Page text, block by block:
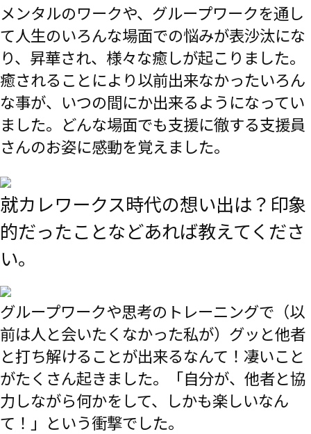
メンタルのワークや、グループワークを通し
て人生のいろんな場面での悩みが表沙汰にな
り、昇華され、様々な癒しが起こりました。
癒されることにより以前出来なかったいろん
な事が、いつの間にか出来るようになってい
ました。どんな場面でも支援に徹する支援員
さんのお姿に感動を覚えました。
就カレワークス時代の想い出は？印象
的だったことなどあれば教えてくださ
い。
グループワークや思考のトレーニングで（以
前は人と会いたくなかった私が）グッと他者
と打ち解けることが出来るなんて！凄いこと
がたくさん起きました。「自分が、他者と協
力しながら何かをして、しかも楽しいなん
て！」という衝撃でした。